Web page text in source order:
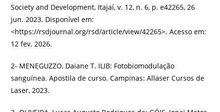
Society and Development, Itajaí, v. 12, n. 6, p. e42265, 26
jun. 2023. Disponível em:
<https://rsdjournal.org/rsd/article/view/42265>. Acesso em:
12 fev. 2026.
2- MENEGUZZO, Daiane T. ILIB: Fotobiomodulação
sanguínea. Apostila de curso. Campinas: Allaser Cursos de
Laser, 2023.